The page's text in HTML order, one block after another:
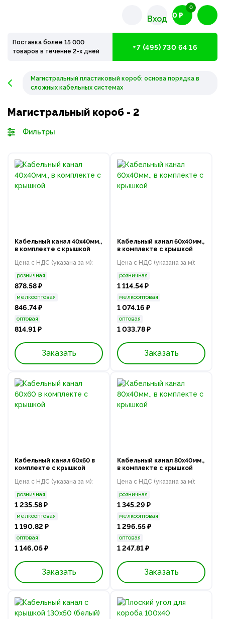
Вход 0 ₽
0
Поставка более 15 000
товаров в течение 2-х дней
+7 (495) 730 64 16
Магистральный пластиковый короб: основа порядка в
сложных кабельных системах
Магистральный короб - 2
Фильтры
Кабельный канал 40x40мм.,
в комплекте с крышкой
Цена с НДС (указана за м):
розничная
878.58 ₽
мелкооптовая
846.74 ₽
оптовая
814.91 ₽
Заказать
Кабельный канал 60x40мм.,
в комплекте с крышкой
Цена с НДС (указана за м):
розничная
1 114.54 ₽
мелкооптовая
1 074.16 ₽
оптовая
1 033.78 ₽
Заказать
Кабельный канал 60х60 в
комплекте с крышкой
Цена с НДС (указана за м):
розничная
1 235.58 ₽
мелкооптовая
1 190.82 ₽
оптовая
1 146.05 ₽
Заказать
Кабельный канал 80x40мм.,
в комплекте с крышкой
Цена с НДС (указана за м):
розничная
1 345.29 ₽
мелкооптовая
1 296.55 ₽
оптовая
1 247.81 ₽
Заказать